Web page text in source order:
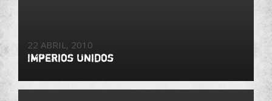
22 ABRIL, 2010
Imperios Unidos